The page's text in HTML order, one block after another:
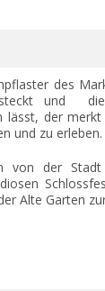
des
und
lässt, der
und zu erleben.
von der
Alte Garten